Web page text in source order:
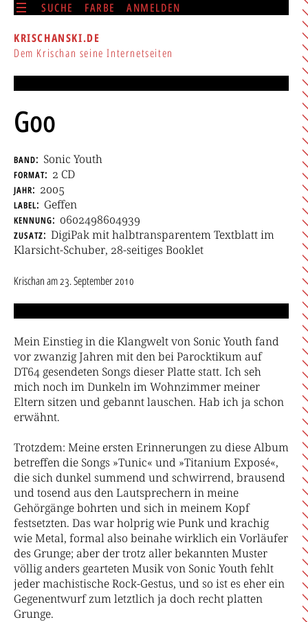
SUCHE FARBE ANMELDEN
KRISCHANSKI.DE
Dem Krischan seine Internetseiten
Goo
band Sonic Youth
format 2 CD
jahr 2005
label Geffen
kennung 0602498604939
zusatz DigiPak mit halbtransparentem Textblatt im
Klarsicht-Schuber, 28-seitiges Booklet
Krischanam23. September 2010
Mein Einstieg in die Klangwelt von Sonic Youth fand
vor zwanzig Jahren mit den bei Parocktikum auf
DT64 gesendeten Songs dieser Platte statt. Ich seh
mich noch im Dunkeln im Wohnzimmer meiner
Eltern sitzen und gebannt lauschen. Hab ich ja schon
erwähnt.
Trotzdem: Meine ersten Erinnerungen zu diese Album
betreffen die Songs »Tunic« und »Titanium Exposé«,
die sich dunkel summend und schwirrend, brausend
und tosend aus den Lautsprechern in meine
Gehörgänge bohrten und sich in meinem Kopf
festsetzten. Das war holprig wie Punk und krachig
wie Metal, formal also beinahe wirklich ein Vorläufer
des Grunge; aber der trotz aller bekannten Muster
völlig anders gearteten Musik von Sonic Youth fehlt
jeder machistische Rock-Gestus, und so ist es eher ein
Gegenentwurf zum letztlich ja doch recht platten
Grunge.